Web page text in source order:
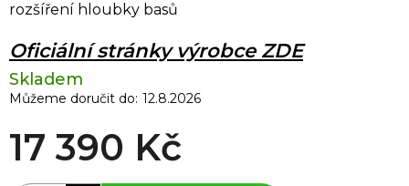
Skladem
Můžeme doručit do: 12.8.2026
17 390 Kč
rozšíření hloubky basů
Oficiální stránky výrobce ZDE